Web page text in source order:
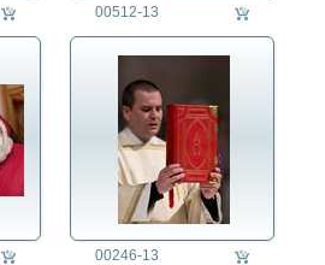
00512-13
00246-13